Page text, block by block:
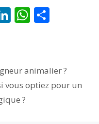
Li
dI
n
W
A
p
er
animalier ?
vous optiez pour un
?